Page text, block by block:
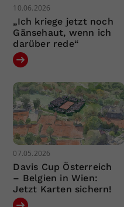
10.06.2026
„Ich kriege jetzt noch
Gänsehaut, wenn ich
darüber rede“
07.05.2026
Davis Cup Österreich
– Belgien in Wien:
Jetzt Karten sichern!